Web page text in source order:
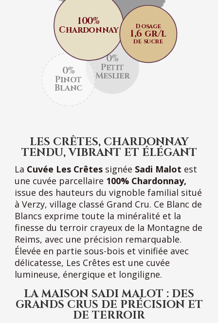
Dosage
1,6 gr/l
de sucre
100%
Chardonnay
0%
Petit
Meslier
0%
Pinot
Blanc
LES CRÊTES, CHARDONNAY
TENDU, VIBRANT ET ÉLÉGANT
La Cuvée Les Crêtes signée Sadi Malot est
une cuvée parcellaire 100% Chardonnay,
issue des hauteurs du vignoble familial situé
à Verzy, village classé Grand Cru. Ce Blanc de
Blancs exprime toute la minéralité et la
finesse du terroir crayeux de la Montagne de
Reims, avec une précision remarquable.
Élevée en partie sous-bois et vinifiée avec
délicatesse, Les Crêtes est une cuvée
lumineuse, énergique et longiligne.
LA MAISON SADI MALOT : DES
GRANDS CRUS DE PRÉCISION ET
DE TERROIR